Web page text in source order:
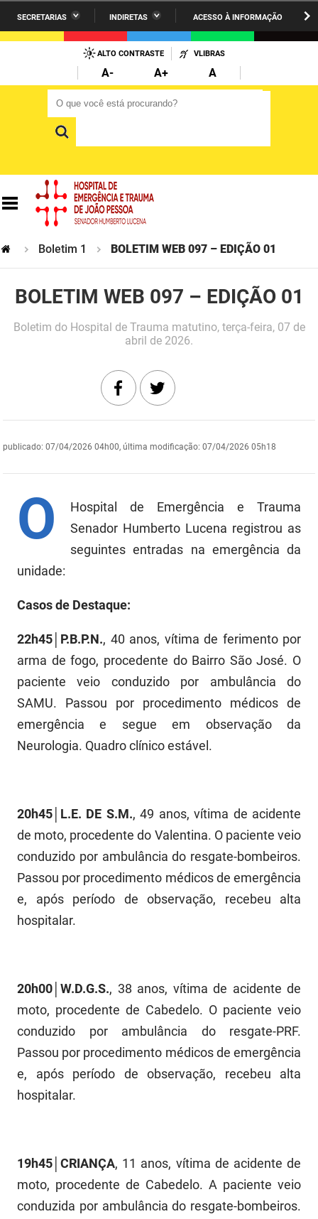
PARA
CONTEÚDO
SECRETARIAS INDIRETAS ACESSO À INFORMAÇÃO
Administração Penitenciária
Agricultura Familiar e Desenvolvimento do Semiárido
Casa Civil do Governador
Ciência, Tecnologia, Inovação e Ensino Superior
Comunicação Institucional
Controladoria Geral do Estado
Desenvolvimento e da Articulação Municipal
Secretaria de Governo
Infraestrutura e dos Recursos Hídricos
Juventude, Esporte e Lazer
Procuradoria Geral do Estado
Saúde
Turismo e Desenvolvimento Econômico
ARPB
Codata
Fapesq
Fundação Casa de José Américo
FUNESC
JUCEP
LIFESA
Ouvidoria Geral do Estado
PB Saúde
PBPREV
Projeto Cooperar
Polícia Militar
Polícia Civil
ALTO CONTRASTE VLIBRAS
A- A+
A
O que você está procurando?
Boletim 1 BOLETIM WEB 097 – EDIÇÃO 01
BOLETIM WEB 097 – EDIÇÃO 01
publicado: 07/04/2026 04h00, última modificação: 07/04/2026 05h18
Boletim do Hospital de Trauma matutino, terça-feira, 07 de
abril de 2026.
O
Hospital de Emergência e Trauma
Senador Humberto Lucena registrou as
seguintes entradas na emergência da
unidade:
Casos de Destaque:
22h45│P.B.P.N., 40 anos, vítima de ferimento por
arma de fogo, procedente do Bairro São José. O
paciente veio conduzido por ambulância do
SAMU. Passou por procedimento médicos de
emergência e segue em observação da
Neurologia. Quadro clínico estável.
20h45│L.E. DE S.M., 49 anos, vítima de acidente
de moto, procedente do Valentina. O paciente veio
conduzido por ambulância do resgate-bombeiros.
Passou por procedimento médicos de emergência
e, após período de observação, recebeu alta
hospitalar.
20h00│W.D.G.S., 38 anos, vítima de acidente de
moto, procedente de Cabedelo. O paciente veio
conduzido por ambulância do resgate-PRF.
Passou por procedimento médicos de emergência
e, após período de observação, recebeu alta
hospitalar.
19h45│CRIANÇA, 11 anos, vítima de acidente de
moto, procedente de Cabedelo. A paciente veio
conduzida por ambulância do resgate-bombeiros.